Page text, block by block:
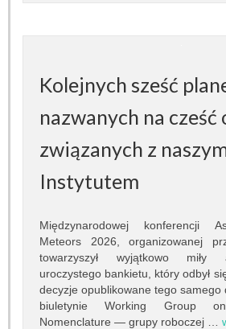
Opisy przedmiotów
Plany zajęć
Dyżury pracowników
Prace dyplomowe
Egzaminy dyplomowe
Praktyki studenckie
Koło naukowe
Kolejnych sześć
nazwanych na cześć
związanych z
Instytutem
Międzynarodowej konferencji
Meteors 2026, organizowanej
towarzyszył wyjątkowo miły
uroczystego bankietu, który odbył
decyzje opublikowane tego samego
biuletynie Working Group
Nomenclature — grupy roboczej …